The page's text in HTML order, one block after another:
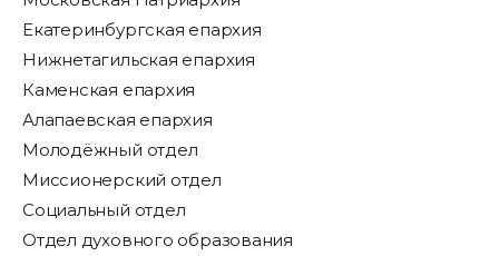
Екатеринбургская епархия
Нижнетагильская епархия
Каменская епархия
Алапаевская епархия
Молодёжный отдел
Миссионерский отдел
Социальный отдел
Отдел духовного образования